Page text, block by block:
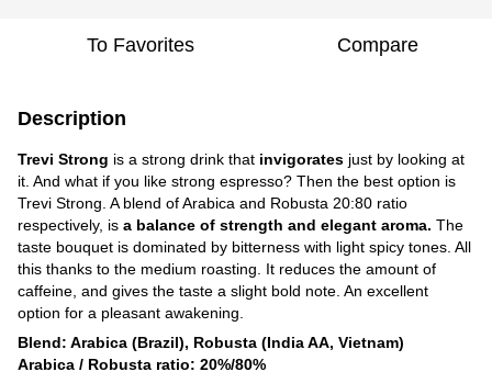
To Favorites Compare
Description
Trevi Strong is a strong drink that invigorates just by looking at
it. And what if you like strong espresso? Then the best option is
Trevi Strong. A blend of Arabica and Robusta 20:80 ratio
respectively, is a balance of strength and elegant aroma. The
taste bouquet is dominated by bitterness with light spicy tones. All
this thanks to the medium roasting. It reduces the amount of
caffeine, and gives the taste a slight bold note. An excellent
option for a pleasant awakening.
Blend: Arabica (Brazil), Robusta (India AA, Vietnam)
Arabica / Robusta ratio: 20%/80%